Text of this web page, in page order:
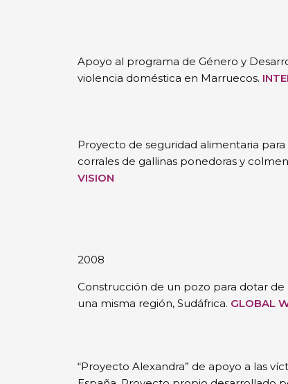
Apoyo al programa de Género y
violencia doméstica en Marruecos.
Proyecto de seguridad alimentaria
corrales de gallinas ponedoras y
VISION
2008
Construcción de un pozo para dotar de
una misma región, Sudáfrica. GLOBAL
“Proyecto Alexandra” de apoyo a las